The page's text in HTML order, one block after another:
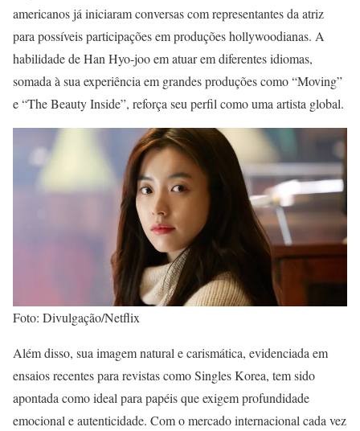
americanos já iniciaram conversas com representantes da atriz
para possíveis participações em produções hollywoodianas. A
habilidade de Han Hyo-joo em atuar em diferentes idiomas,
somada à sua experiência em grandes produções como “Moving”
e “The Beauty Inside”, reforça seu perfil como uma artista global.
Foto: Divulgação/Netflix
Além disso, sua imagem natural e carismática, evidenciada em
ensaios recentes para revistas como Singles Korea, tem sido
apontada como ideal para papéis que exigem profundidade
emocional e autenticidade. Com o mercado internacional cada vez